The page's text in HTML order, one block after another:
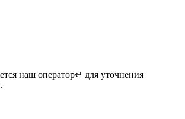
наш оператор↵ для уточнения